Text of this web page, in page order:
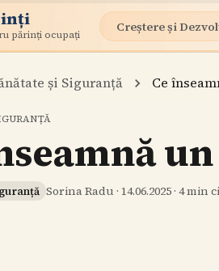
părinți ocupați Creștere și
și Siguranță Ce
Sorina Radu · 14.06.2025 · 4min